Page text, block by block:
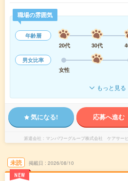
職場の雰囲気
年齢層
20代
30代
男女比率
女性
もっと見る
気になる! 応募へ進む
派遣会社 マンパワーグループ株式会社 ケアサー
未読
NEW
掲載日 2026/08/10